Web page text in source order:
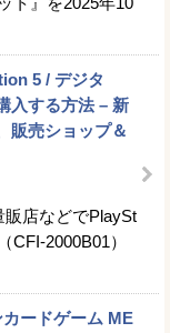
5 / デジタ
入する方法 – 新
販売ショップ＆
店などでPlaySt
CFI-2000B01）
カードゲーム ME